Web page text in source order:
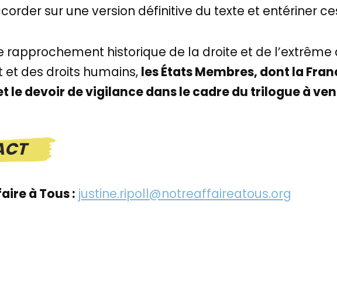
sur une version définitive du texte et entériner
rapprochement historique de la droite et de
des droits humains, les États Membres, dont la
le devoir de vigilance dans le cadre du trilogue à
à Tous : justine.ripoll@notreaffaireatous.org